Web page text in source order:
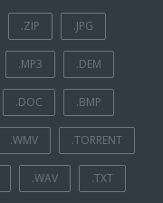
.ZIP .JPG
.MP3 .DEM
.DOC .BMP
.WMV .TORRENT
.WAV .TXT